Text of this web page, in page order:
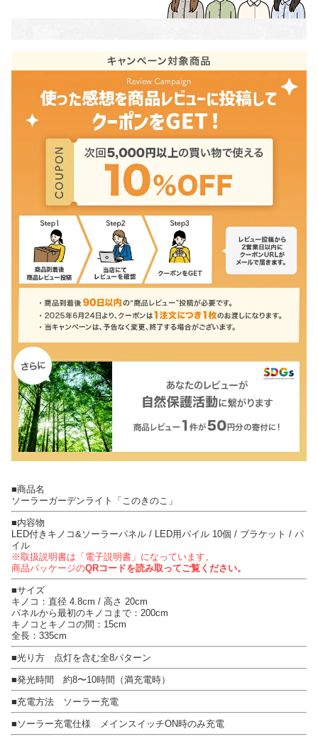
■商品名
ソーラーガーデンライト「このきのこ」
■内容物
LED付きキノコ&ソーラーパネル / LED用パイル 10個 / ブラケット / パ
イル
※取扱説明書は「電子説明書」になっています。
商品パッケージのQRコードを読み取ってご覧ください。
■サイズ
キノコ：直径 4.8cm / 高さ 20cm
パネルから最初のキノコまで：200cm
キノコとキノコの間：15cm
全長：335cm
■光り方 点灯を含む全8パターン
■発光時間 約8〜10時間（満充電時）
■充電方法 ソーラー充電
■ソーラー充電仕様 メインスイッチON時のみ充電